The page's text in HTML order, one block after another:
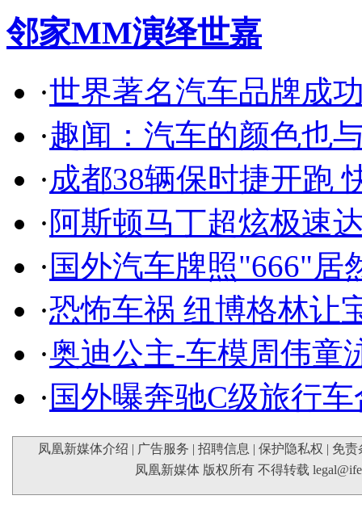
邻家MM演绎世嘉
·世界著名汽车品牌成
·趣闻：汽车的颜色也
·成都38辆保时捷开跑
·阿斯顿马丁超炫极速
· 国外汽车牌照"666"居
·恐怖车祸 纽博格林让
·奥迪公主-车模周伟童
· 国外曝奔驰C级旅行
凤凰新媒体介绍 | 广告服务 | 招聘信息 | 保护隐私权 | 免责
凤凰新媒体 版权所有 不得转载